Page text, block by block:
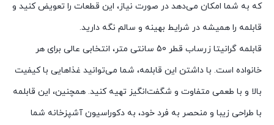
که به شما امکان می‌دهد در صورت نیاز، این قطعات را تعویض کنید و
قابلمه را همیشه در شرایط بهینه و سالم نگه دارید.
قابلمه گرانیتا زرساب قطر 50 سانتی متر، انتخابی عالی برای هر
خانواده است. با داشتن این قابلمه، شما می‌توانید غذاهایی با کیفیت
بالا و با طعمی متفاوت و شگفت‌انگیز تهیه کنید. همچنین، این قابلمه
با طراحی زیبا و منحصر به فرد خود، به دکوراسیون آشپزخانه شما